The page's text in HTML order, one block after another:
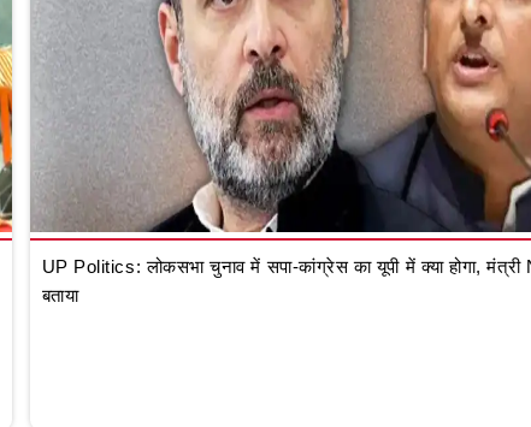
UP Politics: लोकसभा चुनाव में सपा-कांग्रेस का यूपी में क्या होगा,
बताया